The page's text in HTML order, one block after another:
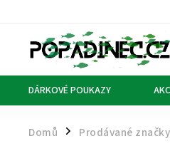
DÁRKOVÉ POUKAZY
Domů / Prodávané značky